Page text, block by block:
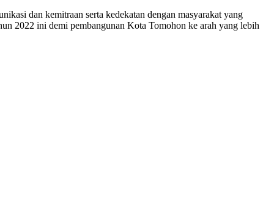
dan kemitraan serta kedekatan dengan masyarakat yang
2022 ini demi pembangunan Kota Tomohon ke arah yang lebih